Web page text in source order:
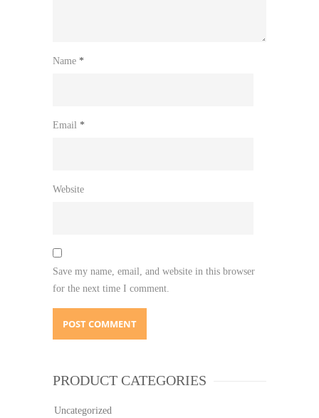
Name *
Email *
Website
Save my name, email, and website in this browser
for the next time I comment.
PRODUCT CATEGORIES
Uncategorized